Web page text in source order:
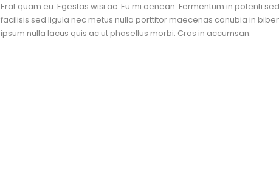
Erat quam eu. Egestas wisi ac. Eu mi aenean. Fermentum in potenti
facilisis sed ligula nec metus nulla porttitor maecenas conubia in
ipsum nulla lacus quis ac ut phasellus morbi. Cras in accumsan.